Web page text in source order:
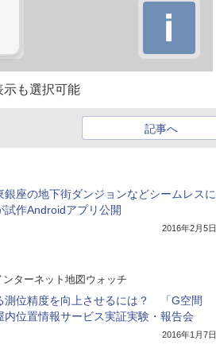
示も選択可能
記事へ
銀座の地下街ダンジョンなどシームレスに
試作Androidアプリ公開
2016年2月5日
ンターネット地図ウォッチ
測位精度を向上させるには？ 「G空間
内位置情報サービス実証実験・報告会
2016年1月7日